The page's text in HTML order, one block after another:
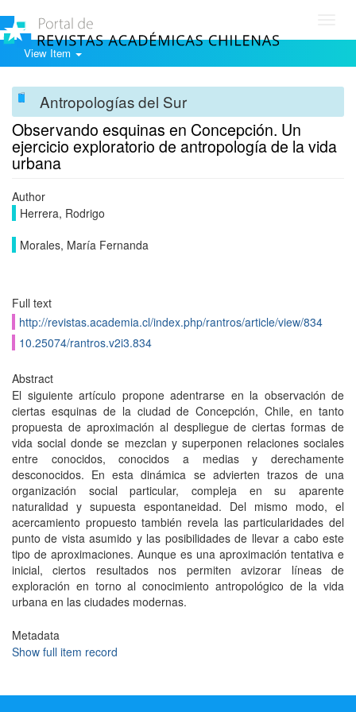
View Item
Antropologías del Sur
Observando esquinas en Concepción. Un
ejercicio exploratorio de antropología de la vida
urbana
Author
Herrera, Rodrigo
Morales, María Fernanda
Full text
http://revistas.academia.cl/index.php/rantros/article/view/834
10.25074/rantros.v2i3.834
Abstract
El siguiente artículo propone adentrarse en la observación de
ciertas esquinas de la ciudad de Concepción, Chile, en tanto
propuesta de aproximación al despliegue de ciertas formas de
vida social donde se mezclan y superponen relaciones sociales
entre conocidos, conocidos a medias y derechamente
desconocidos. En esta dinámica se advierten trazos de una
organización social particular, compleja en su aparente
naturalidad y supuesta espontaneidad. Del mismo modo, el
acercamiento propuesto también revela las particularidades del
punto de vista asumido y las posibilidades de llevar a cabo este
tipo de aproximaciones. Aunque es una aproximación tentativa e
inicial, ciertos resultados nos permiten avizorar líneas de
exploración en torno al conocimiento antropológico de la vida
urbana en las ciudades modernas.
Metadata
Show full item record